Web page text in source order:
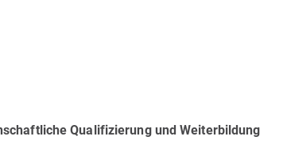
Qualifizierung und Weiterbildung